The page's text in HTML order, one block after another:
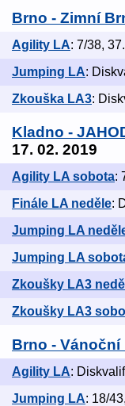
Brno - Zimní
Agility LA: 7/38,
Jumping LA:
Zkouška LA3:
Kladno -
17. 02. 2019
Agility LA sobota:
Finále LA neděle:
Jumping LA
Jumping LA
Zkoušky LA3
Zkoušky LA3
Brno - Vánoční
Agility LA:
Jumping LA: 18/